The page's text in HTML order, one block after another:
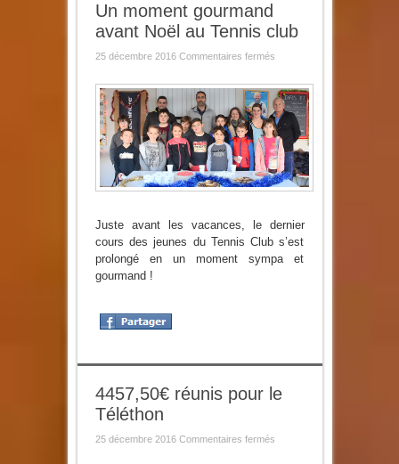
Un moment gourmand
avant Noël au Tennis club
25 décembre 2016 Commentaires ferméssur
gourmand
avant
Noël
au
Tennis
club
Juste avant les vacances, le dernier
cours des jeunes du Tennis Club s’est
prolongé en un moment sympa et
gourmand !
4457,50€ réunis pour le
Téléthon
25 décembre 2016 Commentaires ferméssur